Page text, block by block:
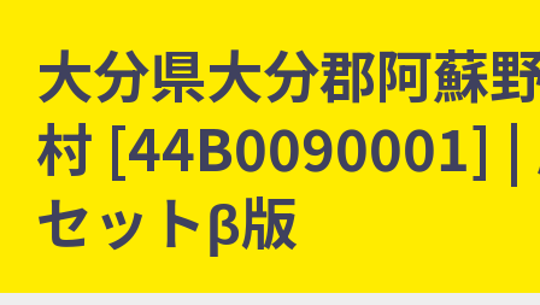
大分県大分郡阿蘇
村 [44B0090001] |
セットβ版